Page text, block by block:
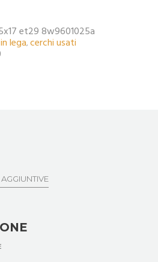
et29 8w9601025a
lega, cerchi usati